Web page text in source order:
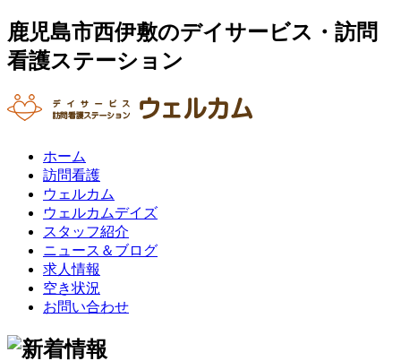
鹿児島市西伊敷のデイサービス・訪問
看護ステーション
ホーム
訪問看護
ウェルカム
ウェルカムデイズ
スタッフ紹介
ニュース＆ブログ
求人情報
空き状況
お問い合わせ